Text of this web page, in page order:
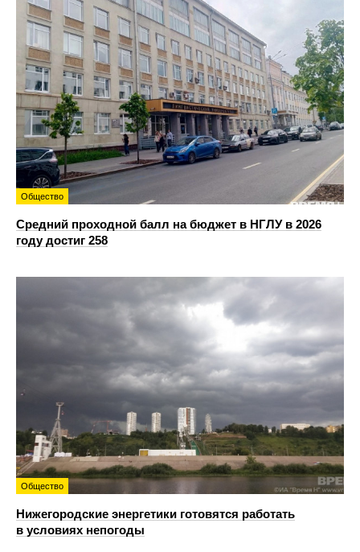
Общество
Средний проходной балл на бюджет в НГЛУ в 2026
году достиг 258
Общество
Нижегородские энергетики готовятся работать
в условиях непогоды